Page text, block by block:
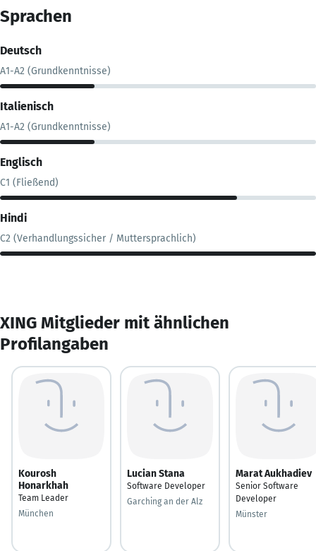
Sprachen
Deutsch
A1-A2 (Grundkenntnisse)
Italienisch
A1-A2 (Grundkenntnisse)
Englisch
C1 (Fließend)
Hindi
C2 (Verhandlungssicher / Muttersprachlich)
XING Mitglieder mit ähnlichen
Profilangaben
Kourosh
Honarkhah
Team Leader
München
Lucian Stana
Software Developer
Garching an der Alz
Marat Aukhadiev
Senior Software
Developer
Münster